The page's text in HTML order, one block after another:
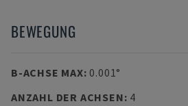
BEWEGUNG
B-ACHSE MAX: 0.001°
ANZAHL DER ACHSEN: 4